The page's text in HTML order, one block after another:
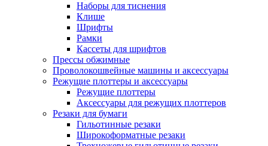
Наборы для тиснения
Клише
Шрифты
Рамки
Кассеты для шрифтов
Прессы обжимные
Проволокошвейные машины и аксессуары
Режущие плоттеры и аксессуары
Режущие плоттеры
Аксессуары для режущих плоттеров
Резаки для бумаги
Гильотинные резаки
Широкоформатные резаки